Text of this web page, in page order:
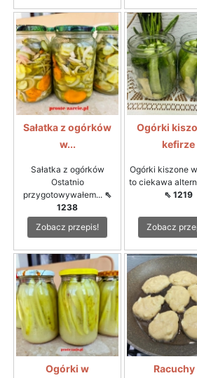
Sałatka z ogórków
w...
Sałatka z ogórków
Ostatnio
przygotowywałem... ⇖
1238
Zobacz przepis!
Ogórki
kefirze
Ogórki kiszone
to ciekawa
⇖ 1219
Zobacz
Ogórki w
Racuchy